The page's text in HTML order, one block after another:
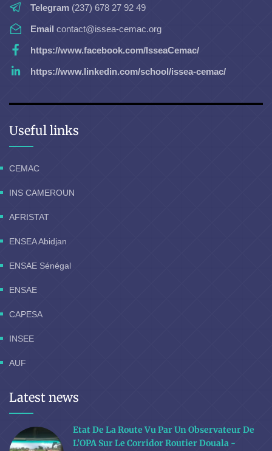
Telegram (237) 678 27 92 49
Email contact@issea-cemac.org
https://www.facebook.com/IsseaCemac/
https://www.linkedin.com/school/issea-cemac/
Useful links
CEMAC
INS CAMEROUN
AFRISTAT
ENSEA Abidjan
ENSAE Sénégal
ENSAE
CAPESA
INSEE
AUF
Latest news
Etat De La Route Vu Par Un Observateur De
L’OPA Sur Le Corridor Routier Douala -